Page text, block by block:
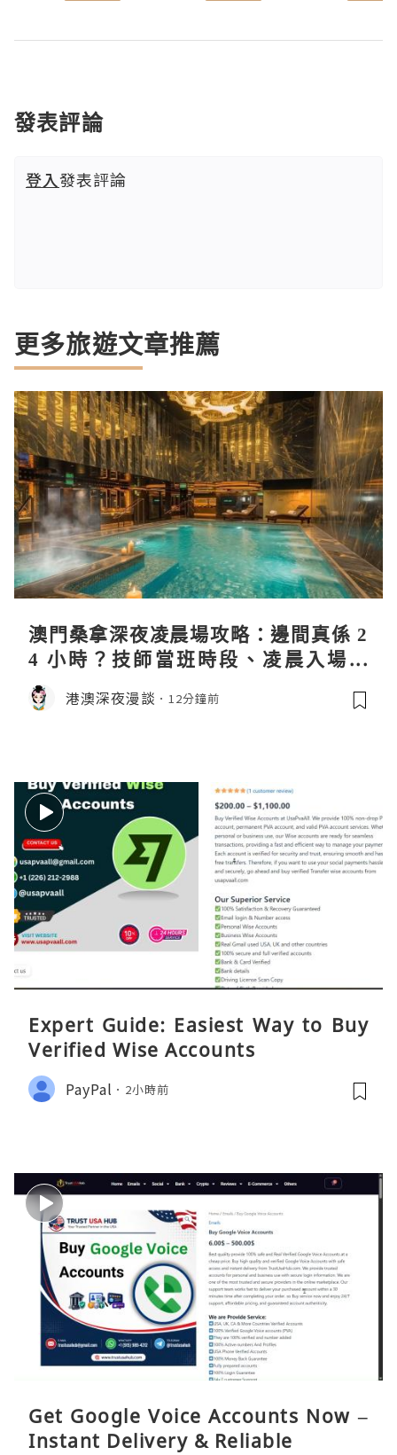
發表評論
登入發表評論
更多旅遊文章推薦
澳門桑拿深夜凌晨場攻略：邊間真係 2
4 小時？技師當班時段、凌晨入場流
程、過夜安排一次過講清
港澳深夜漫談 12分鐘前
Expert Guide: Easiest Way to Buy
Verified Wise Accounts
PayPal 2小時前
Get Google Voice Accounts Now –
Instant Delivery & Reliable